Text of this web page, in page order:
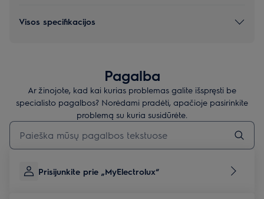
Visos specifikacijos
Pagalba
Ar žinojote, kad kai kurias problemas galite išspręsti be
specialisto pagalbos? Norėdami pradėti, apačioje pasirinkite
problemą su kuria susidūrėte.
Įveskite tekstą, jei norite ieškoti pagalbinių straipsnių
Prisijunkite prie „MyElectrolux“